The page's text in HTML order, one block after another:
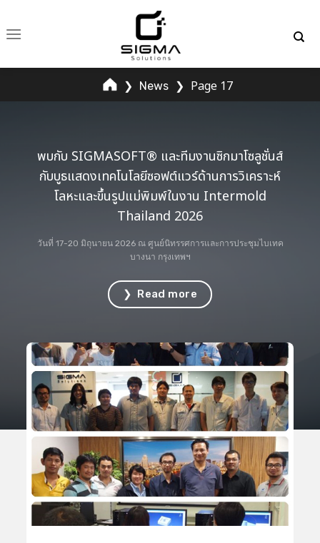
to
content
❯ News ❯ Page 17
พบกับ SIGMASOFT® และทีมงานซิกมาโซลูชั่นส์
กับบูธแสดงเทคโนโลยีซอฟต์แวร์ด้านการวิเคราะห์
โลหะและขึ้นรูปแม่พิมพ์ในงาน Intermold
Thailand 2026
วันที่ 17-20 มิถุนายน 2026 ณ ศูนย์นิทรรศการและการประชุมไบเทค
บางนา กรุงเทพฯ
❯ Read more